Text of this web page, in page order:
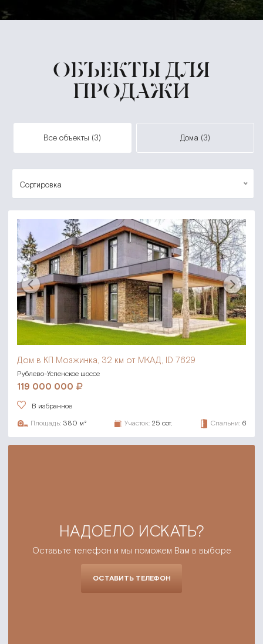
ОБЪЕКТЫ ДЛЯ
ПРОДАЖИ
все объекты (3) дома (3)
Сортировка
Дом в КП Мозжинка, 32 км от МКАД, ID 7629
Рублево-Успенское шоссе
119 000 000
В избранное
Площадь: 380 м² Участок: 25 сот. Спальни: 6
НАДОЕЛО ИСКАТЬ?
Оставьте телефон и мы поможем Вам в выборе
ОСТАВИТЬ ТЕЛЕФОН